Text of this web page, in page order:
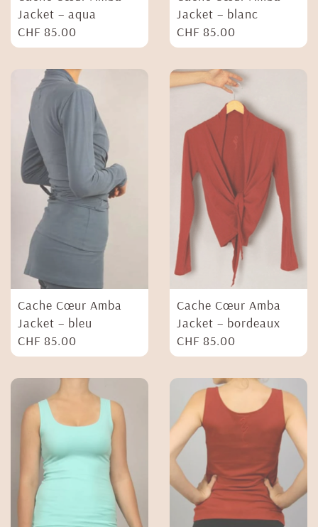
Jacket – aqua
CHF 85.00
Jacket – blanc
CHF 85.00
Cache Cœur Amba
Jacket – bleu
CHF 85.00
Cache Cœur Amba
Jacket – bordeaux
CHF 85.00